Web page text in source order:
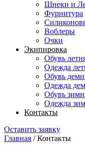
Шнеки и
Фурнитура
Воблеры
Очки
Экипировка
Обувь
Одежда
Обувь
Одежда
Обувь
Одежда
Контакты
Оставить заявку
Главная /Контакты